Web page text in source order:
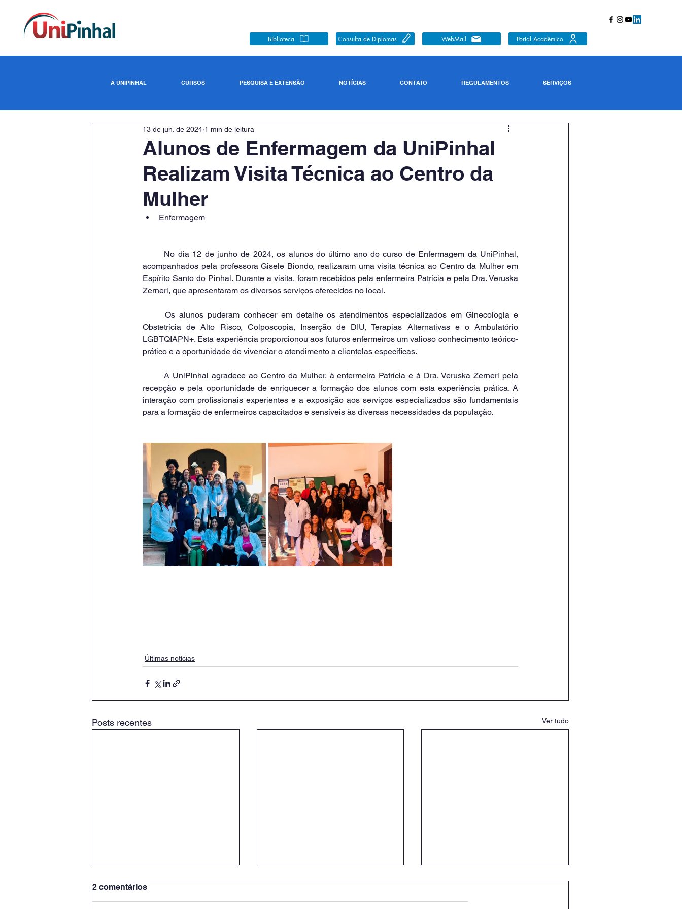
Biblioteca Consulta de Diplomas WebMail Portal Acadêmico
A UNIPINHAL CURSOS PESQUISA E EXTENSÃO NOTÍCIAS CONTATO REGULAMENTOS SERVIÇOS
Alunos de Enfermagem da UniPinhal
Realizam Visita Técnica ao Centro da
Mulher
13 de jun. de 2024 1 min de leitura
Enfermagem
acompanhados pela professora Gisele Biondo, realizaram uma visita técnica ao Centro da Mulher em
Espírito Santo do Pinhal. Durante a visita, foram recebidos pela enfermeira Patrícia e pela Dra. Veruska
Zerneri, que apresentaram os diversos serviços oferecidos no local.
Obstetrícia de Alto Risco, Colposcopia, Inserção de DIU, Terapias Alternativas e o Ambulatório
LGBTQIAPN+. Esta experiência proporcionou aos futuros enfermeiros um valioso conhecimento teórico-
prático e a oportunidade de vivenciar o atendimento a clientelas específicas.
recepção e pela oportunidade de enriquecer a formação dos alunos com esta experiência prática. A
interação com profissionais experientes e a exposição aos serviços especializados são fundamentais
para a formação de enfermeiros capacitados e sensíveis às diversas necessidades da população.
Últimas notícias
Posts recentes Ver tudo
2 comentários